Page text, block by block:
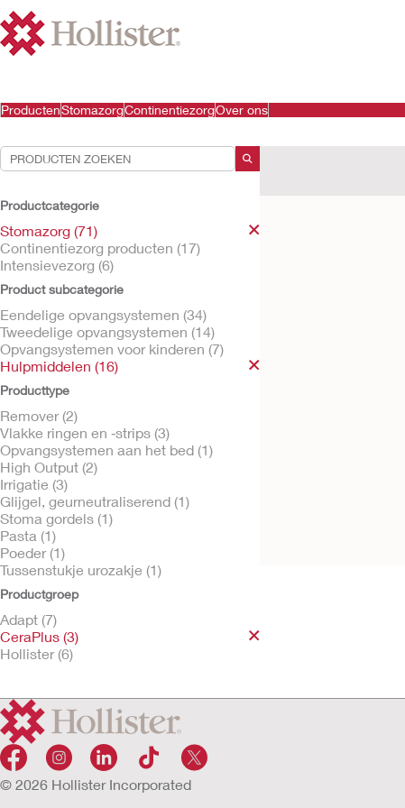
ProductenStomazorgContinentiezorgOver ons
Productcategorie
Stomazorg (71)
Continentiezorg producten (17)
Intensievezorg (6)
Product subcategorie
Eendelige opvangsystemen (34)
Tweedelige opvangsystemen (14)
Opvangsystemen voor kinderen (7)
Hulpmiddelen (16)
Producttype
Remover (2)
Vlakke ringen en ‑strips (3)
Opvangsystemen aan het bed (1)
High Output (2)
Irrigatie (3)
Glijgel, geurneutraliserend (1)
Stoma gordels (1)
Pasta (1)
Poeder (1)
Tussenstukje urozakje (1)
Productgroep
Adapt (7)
CeraPlus (3)
Hollister (6)
© 2026 Hollister Incorporated